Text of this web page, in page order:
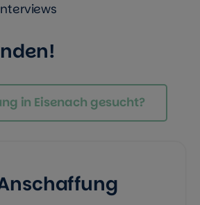
in Eisenach gesucht?